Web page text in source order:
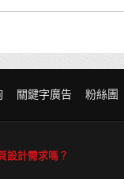
關鍵字廣告 粉絲團
設計需求嗎？